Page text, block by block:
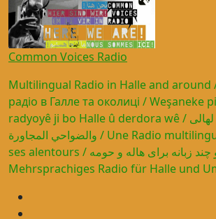
Common Voices Radio
Multilingual Radio in Halle and around
радіо в Галле та околиці / Weşaneke
radyoyê ji bo Halle û derdora wê / راديو متعدد اللغات لهالى
والضواحي المجاورة / Une Radio multilingue pour Halle et
ses alentours / رادیو چند زبانه برای هاله و حومه /
Mehrsprachiges Radio für Halle und